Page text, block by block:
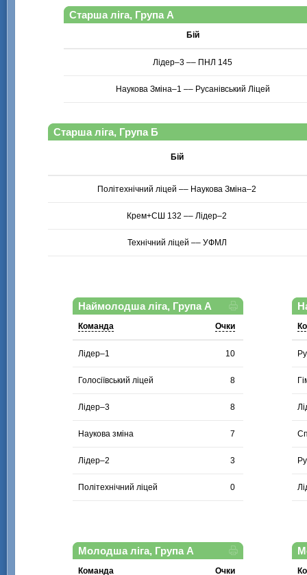
Старша ліга, Група А
Бій
Лідер–3 –– ПНЛ 145
Наукова Зміна–1 –– Русанівський Ліцей
Старша ліга, Група Б
Бій
Політехнічний ліцей –– Наукова Зміна–2
Крем+СШ 132 –– Лідер–2
Технічний ліцей –– УФМЛ
Наймолодша ліга, Група А
Команда Очки
Лідер–1 10
Голосіївський ліцей 8
Лідер–3 8
Наукова зміна 7
Лідер–2 3
Політехнічний ліцей 0
Молодша ліга, Група А
Команда Очки